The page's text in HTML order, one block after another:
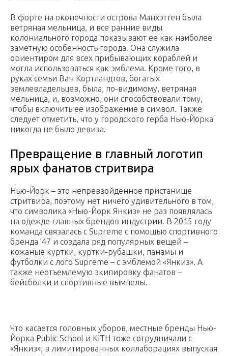
В форте на оконечности острова Манхэттен была
ветряная мельница, и все ранние виды
колониального города показывают ее как наиболее
заметную особенность города. Она служила
ориентиром для всех прибывающих кораблей и
могла использоваться как эмблема. Кроме того, в
руках семьи Ван Кортландтов, богатых
землевладельцев, была, по-видимому, ветряная
мельница, и, возможно, они способствовали тому,
чтобы включить ее изображение в символ. Также
следует отметить, что у городского герба Нью-Йорка
никогда не было девиза.
Превращение в главный логотип
ярых фанатов стритвира
Нью-Йорк – это непревзойденное пристанище
стритвира, поэтому нет ничего удивительного в том,
что символика «Нью-Йорк Янкиз» не раз появлялась
на одежде главных брендов индустрии. В 2015 году
команда связалась с Supreme с помощью спортивного
бренда ’47 и создала ряд популярных вещей –
кожаные куртки, куртки-рубашки, панамы и
футболки с лого Supreme – с эмблемой «Янкиз». А
также неотъемлемую экипировку фанатов –
бейсболки и спортивные вымпелы.
Что касается головных уборов, местные бренды Нью-
Йорка Public School и KITH тоже сотрудничали с
«Янкиз», в лимитированных коллаборациях выпуская